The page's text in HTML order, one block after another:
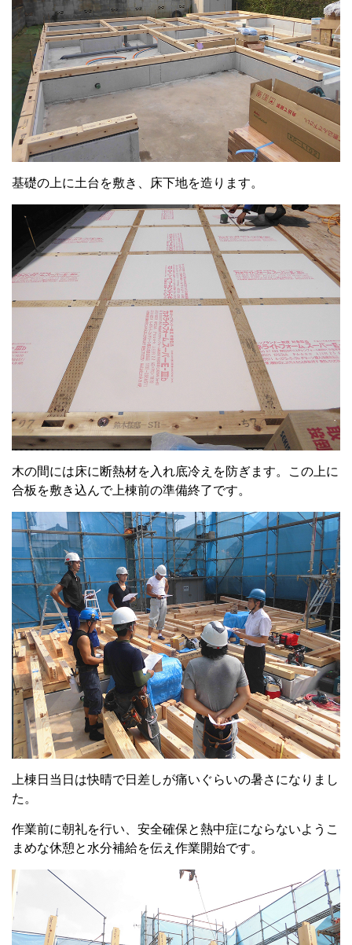
基礎の上に土台を敷き、床下地を造ります。
木の間には床に断熱材を入れ底冷えを防ぎます。この上に
合板を敷き込んで上棟前の準備終了です。
上棟日当日は快晴で日差しが痛いぐらいの暑さになりまし
た。
作業前に朝礼を行い、安全確保と熱中症にならないようこ
まめな休憩と水分補給を伝え作業開始です。